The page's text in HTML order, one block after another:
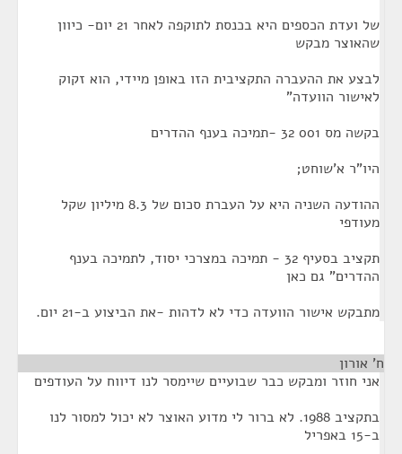
של ועדת הכספים היא בכנסת לתוקפה לאחר 21 יום- כיוון
שהאוצר מבקש
לבצע את ההעברה התקציבית הזו באופן מיידי, הוא זקוק
לאישור הוועדה"
בקשה מס 001 32 -תמיכה בענף ההדרים
היו"ר א'שוחט;
ההודעה השניה היא על העברת סכום של 8.3 מיליון שקל
מעודפי
תקציב בסעיף 32 - תמיכה במצרכי יסוד, לתמיכה בענף
ההדרים" גם כאן
מתבקש אישור הוועדה כדי לא לדהות -את הביצוע ב-21 יום.
ח' אורון
אני חוזר ומבקש כבר שבועיים שיימסר לנו דיווח על העודפים
בתקציב 1988. לא ברור לי מדוע האוצר לא יכול למסור לנו
ב-15 באפריל